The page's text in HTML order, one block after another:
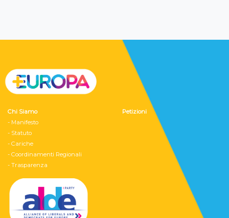
Chi Siamo
- Manifesto
- Statuto
- Cariche
- Coordinamenti Regionali
- Trasparenza
Petizioni